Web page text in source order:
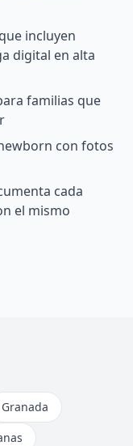
incluyen
digital en alta
familias que
con fotos
cada
el mismo
Granada